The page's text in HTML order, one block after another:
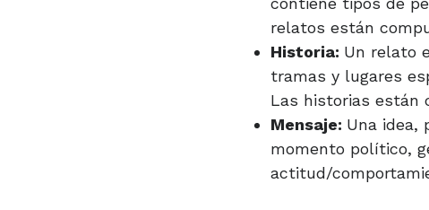
relatos están
Historia: Un relato
tramas y lugares
Las historias están
Mensaje: Una idea,
momento político,
actitud/